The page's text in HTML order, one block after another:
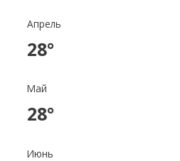
Апрель
28°
Май
28°
Июнь